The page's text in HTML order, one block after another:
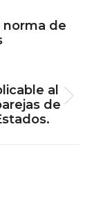
norma de
al
de